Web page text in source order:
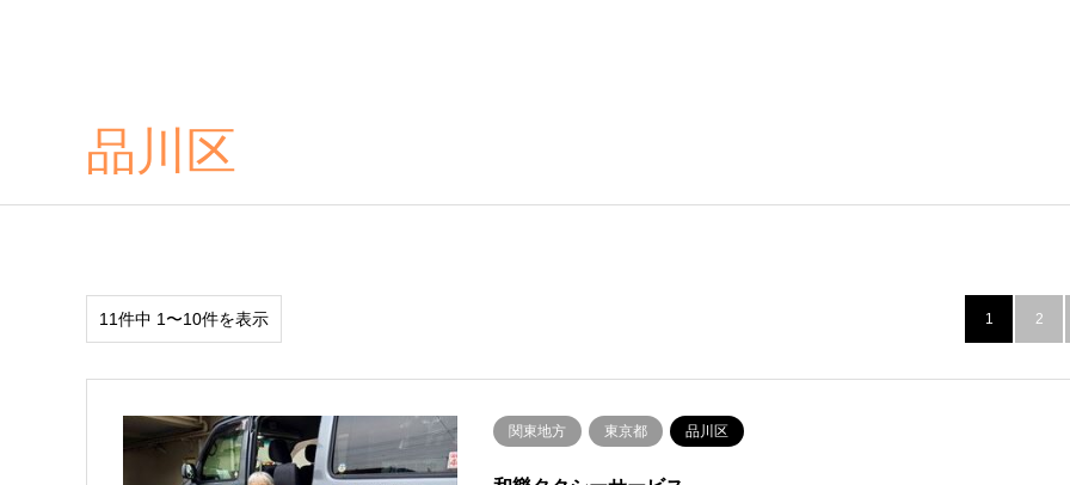
品川区
11件中 1〜10件を表示 1 2
関東地方 東京都 品川区